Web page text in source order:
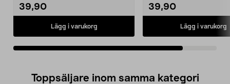
39,90
Lägg i varukorg
39,90
Lägg i varukorg
Toppsäljare inom samma kategori